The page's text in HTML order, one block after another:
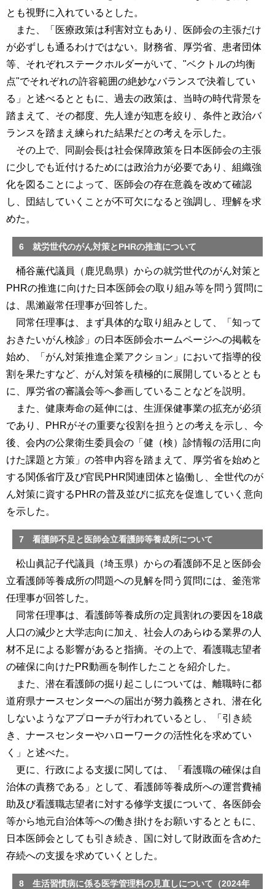
とも視野に入れているとした。
また、「医療政策は利害対立もあり、医師会の主張だけ
が必ずしも通るわけではない。財務省、厚労省、患者団体
等、それぞれステークホルダーがいて、"ベクトルの均衡
点"でそれぞれの許容範囲の絶妙なバランスで決着してい
る」と述べるとともに、過去の政策は、当時の時代背景を
踏まえて、その都度、先人達が知恵を絞り、条件と政治バ
ランスを踏まえ練られた結果だとの考えを示した。
その上で、同副会長は社会保障政策を日本医師会の主張
に少しでも近付けるためには政治力が必要であり、組織強
化を図ることによって、医師会の存在意義を改めて確認
し、団結していくことが不可欠になると強調し、理解を求
めた。
6 就労世代のがん対策とPHRの推進について
桶谷薫代議員（鹿児島県）からの就労世代のがん対策と
PHRの推進に向けた日本医師会の取り組み等を問う質問に
は、黒瀨巌常任理事が回答した。
同常任理事は、まず具体的な取り組みとして、「知って
おきたいがん検診」の日本医師会ホームページへの掲載を
始め、「がん対策推進企業アクション」において指導的役
割を果たすなど、がん対策を積極的に展開しているととも
に、厚労省の審議会等へ参画していることなどを説明。
また、健康寿命の延伸には、生涯保健事業の拡充が必須
であり、PHRがその重要な役割を担うとの考えを示し、今
後、会内の公衆衛生委員会の「健（検）診情報の活用に向
けた課題と方策」の答申内容を踏まえて、厚労省を始めと
する関係省庁及び官民PHR関連団体と協働し、全世代のが
ん対策に資するPHRの普及並びに拡充を促進していく意向
を示した。
7 看護師不足と医師会立看護師等養成所について
松山眞記子代議員（埼玉県）からの看護師不足と医師会
立看護師等養成所の問題への見解を問う質問には、釜萢常
任理事が回答した。
同常任理事は、看護師等養成所の定員割れの要因を18歳
人口の減少と大学志向に加え、社会人のあらゆる業界の人
材不足による影響があると指摘。その上で、看護職志望者
の確保に向けたPR動画を制作したことを紹介した。
また、潜在看護師の掘り起こしについては、離職時に都
道府県ナースセンターへの届出が努力義務とされ、潜在化
しないようなアプローチが行われているとし、「引き続
き、ナースセンターやハローワークの活性化を求めてい
く」と述べた。
更に、行政による支援に関しては、「看護職の確保は自
治体の責務である」として、看護師等養成所への運営費補
助及び看護職志望者に対する修学支援について、各医師会
等から地元自治体等への働き掛けをお願いするとともに、
日本医師会としても引き続き、国に対して財政面を含めた
存続への支援を求めていくとした。
8 生活習慣病に係る医学管理料の見直しについて（2024年